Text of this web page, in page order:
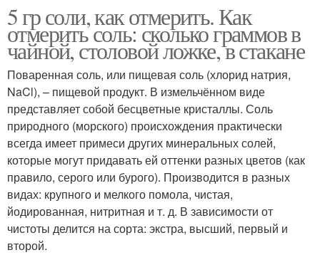
5 гр соли, как отмерить. Как
отмерить соль: сколько граммов в
чайной, столовой ложке, в стакане
Поваренная соль, или пищевая соль (хлорид натрия,
NaCl), – пищевой продукт. В измельчённом виде
представляет собой бесцветные кристаллы. Соль
природного (морского) происхождения практически
всегда имеет примеси других минеральных солей,
которые могут придавать ей оттенки разных цветов (как
правило, серого или бурого). Производится в разных
видах: крупного и мелкого помола, чистая,
йодированная, нитритная и т. д. В зависимости от
чистоты делится на сорта: экстра, высший, первый и
второй.